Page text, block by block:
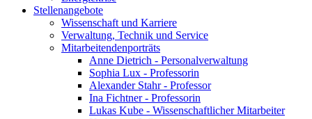
Stellenangebote
Wissenschaft und Karriere
Verwaltung, Technik und Service
Mitarbeitendenporträts
Anne Dietrich - Personalverwaltung
Sophia Lux - Professorin
Alexander Stahr - Professor
Ina Fichtner - Professorin
Lukas Kube - Wissenschaftlicher Mitarbeiter